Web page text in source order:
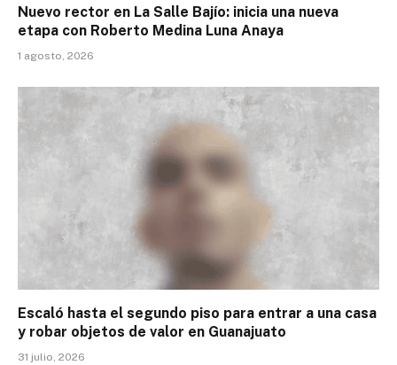
Nuevo rector en La Salle Bajío: inicia una nueva
etapa con Roberto Medina Luna Anaya
1 agosto, 2026
Escaló hasta el segundo piso para entrar a una casa
y robar objetos de valor en Guanajuato
31 julio, 2026